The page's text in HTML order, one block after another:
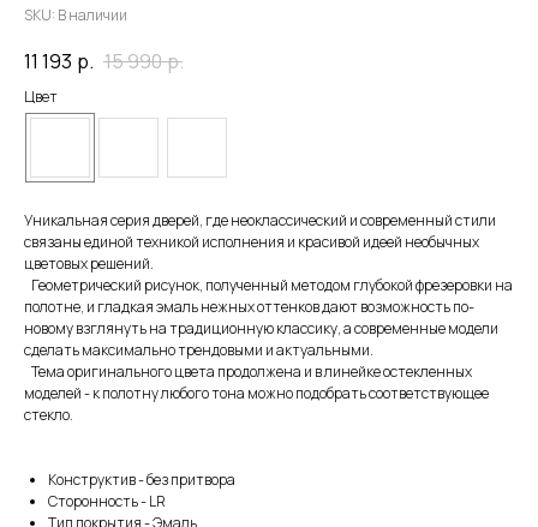
SKU: В наличии
11 193 р. 15 990р.
Цвет
Уникальная серия дверей, где неоклассический и современный стили
связаны единой техникой исполнения и красивой идеей необычных
цветовых решений.
Геометрический рисунок, полученный методом глубокой фрезеровки на
полотне, и гладкая эмаль нежных оттенков дают возможность по-
новому взглянуть на традиционную классику, а современные модели
сделать максимально трендовыми и актуальными.
Тема оригинального цвета продолжена и в линейке остекленных
моделей - к полотну любого тона можно подобрать соответствующее
стекло.
Конструктив - без притвора
Сторонность - LR